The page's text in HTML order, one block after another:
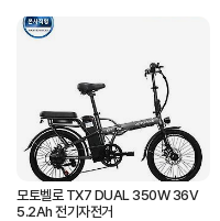
모토벨로 TX7 DUAL 350W 36V
5.2Ah 전기자전거